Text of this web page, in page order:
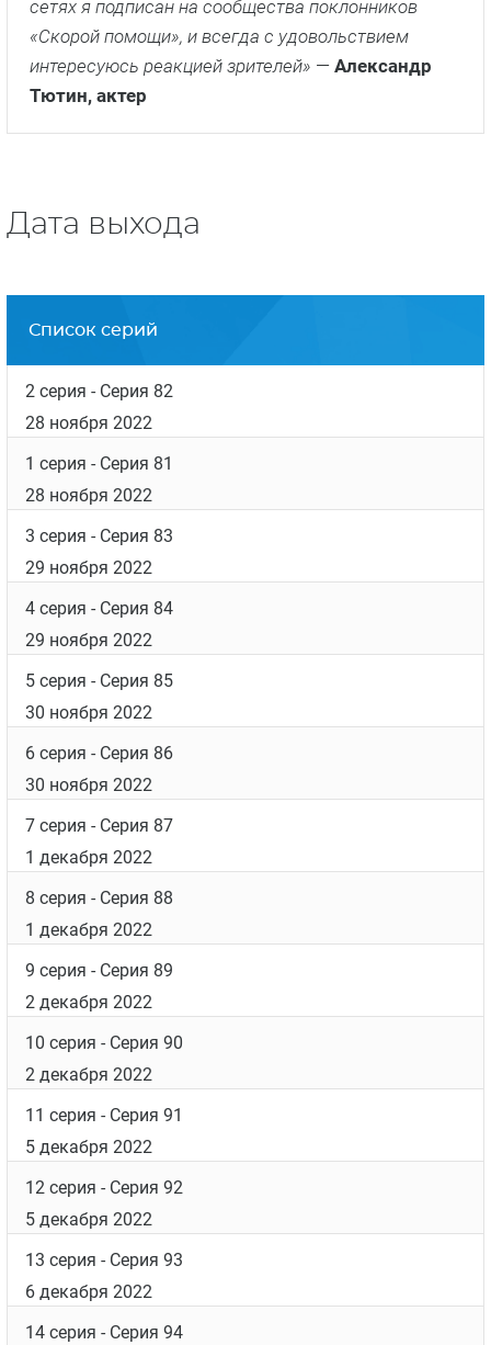
сетях я подписан на сообщества поклонников
«Скорой помощи», и всегда с удовольствием
интересуюсь реакцией зрителей» — Александр
Тютин, актер
Дата выхода
Список серий
2 серия - Серия 82
28 ноября 2022
1 серия - Серия 81
28 ноября 2022
3 серия - Серия 83
29 ноября 2022
4 серия - Серия 84
29 ноября 2022
5 серия - Серия 85
30 ноября 2022
6 серия - Серия 86
30 ноября 2022
7 серия - Серия 87
1 декабря 2022
8 серия - Серия 88
1 декабря 2022
9 серия - Серия 89
2 декабря 2022
10 серия - Серия 90
2 декабря 2022
11 серия - Серия 91
5 декабря 2022
12 серия - Серия 92
5 декабря 2022
13 серия - Серия 93
6 декабря 2022
14 серия - Серия 94